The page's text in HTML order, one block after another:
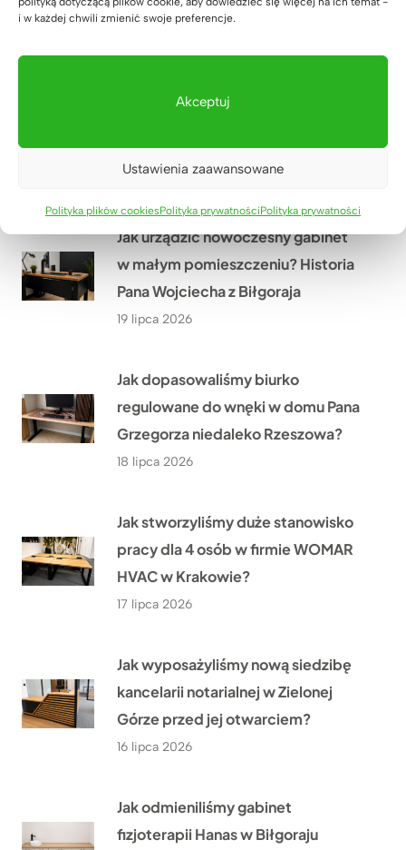
i w każdej chwili zmienić swoje preferencje.
Akceptuj
Ustawienia zaawansowane
Polityka plików cookiesPolityka prywatnościPolityka prywatności
PGE w Szczecinie?
Co przekonało Pana Artura z
dębowym blatem?
20 lipca 2026
Jak urządzić nowoczesny gabinet
w małym pomieszczeniu? Historia
Pana Wojciecha z Biłgoraja
19 lipca 2026
Jak dopasowaliśmy biurko
regulowane do wnęki w domu Pana
Grzegorza niedaleko Rzeszowa?
18 lipca 2026
Jak stworzyliśmy duże stanowisko
pracy dla 4 osób w firmie WOMAR
HVAC w Krakowie?
17 lipca 2026
Jak wyposażyliśmy nową siedzibę
kancelarii notarialnej w Zielonej
Górze przed jej otwarciem?
16 lipca 2026
Jak odmieniliśmy gabinet
fizjoterapii Hanas w Biłgoraju